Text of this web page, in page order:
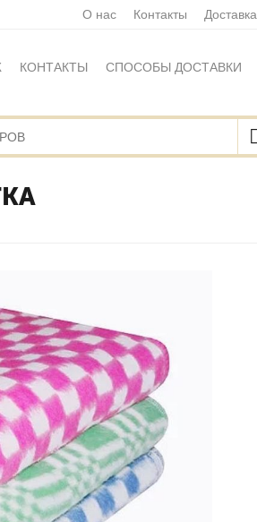
О нас Контакты Доставка
КОНТАКТЫ СПОСОБЫ ДОСТАВКИ